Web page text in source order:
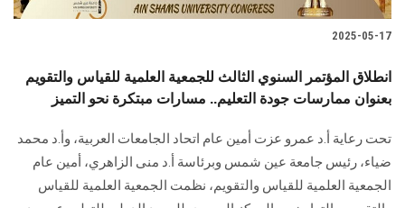
2025-05-17
انطلاق المؤتمر السنوي الثالث للجمعية العلمية للقياس والتقويم
بعنوان ممارسات جودة التعليم.. مسارات مبتكرة نحو التميز
تحت رعاية أ.د عمرو عزت أمين عام اتحاد الجامعات العربية، وأ.د محمد
ضياء، رئيس جامعة عين شمس وبرئاسة أ.د منى الزاهري، أمين عام
الجمعية العلمية للقياس والتقويم، نظمت الجمعية العلمية للقياس